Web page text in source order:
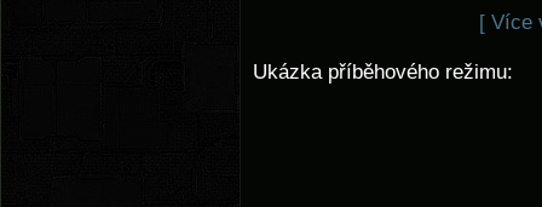
[ Více
Ukázka příběhového režimu: